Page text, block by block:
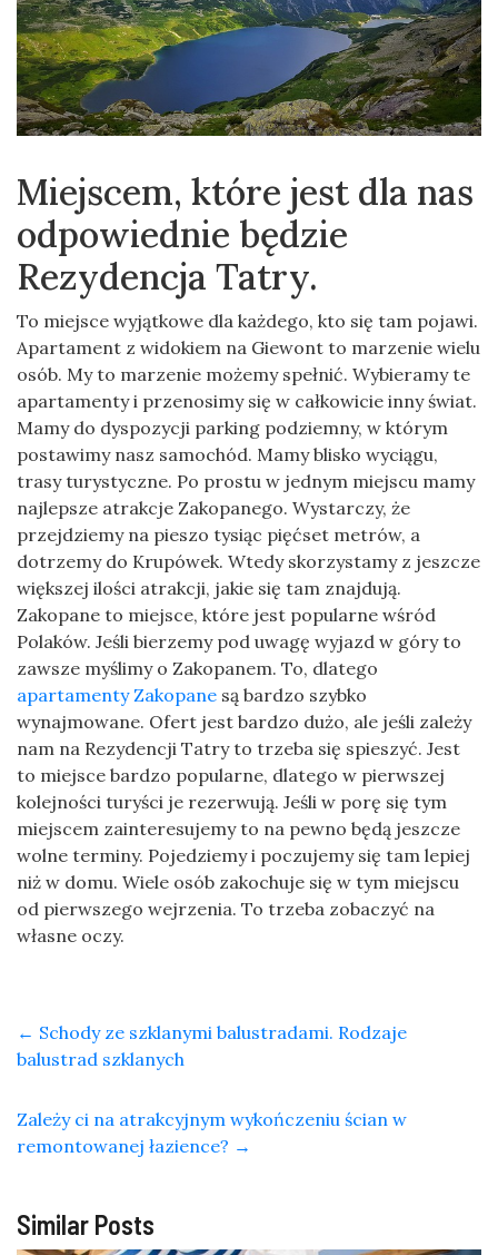
Miejscem, które jest dla nas
odpowiednie będzie
Rezydencja Tatry.
To miejsce wyjątkowe dla każdego, kto się tam pojawi.
Apartament z widokiem na Giewont to marzenie wielu
osób. My to marzenie możemy spełnić. Wybieramy te
apartamenty i przenosimy się w całkowicie inny świat.
Mamy do dyspozycji parking podziemny, w którym
postawimy nasz samochód. Mamy blisko wyciągu,
trasy turystyczne. Po prostu w jednym miejscu mamy
najlepsze atrakcje Zakopanego. Wystarczy, że
przejdziemy na pieszo tysiąc pięćset metrów, a
dotrzemy do Krupówek. Wtedy skorzystamy z jeszcze
większej ilości atrakcji, jakie się tam znajdują.
Zakopane to miejsce, które jest popularne wśród
Polaków. Jeśli bierzemy pod uwagę wyjazd w góry to
zawsze myślimy o Zakopanem. To, dlatego
apartamenty Zakopane są bardzo szybko
wynajmowane. Ofert jest bardzo dużo, ale jeśli zależy
nam na Rezydencji Tatry to trzeba się spieszyć. Jest
to miejsce bardzo popularne, dlatego w pierwszej
kolejności turyści je rezerwują. Jeśli w porę się tym
miejscem zainteresujemy to na pewno będą jeszcze
wolne terminy. Pojedziemy i poczujemy się tam lepiej
niż w domu. Wiele osób zakochuje się w tym miejscu
od pierwszego wejrzenia. To trzeba zobaczyć na
własne oczy.
← Schody ze szklanymi balustradami. Rodzaje
balustrad szklanych
Zależy ci na atrakcyjnym wykończeniu ścian w
remontowanej łazience? →
Similar Posts